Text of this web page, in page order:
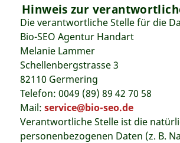
Hinweis zur
Die verantwortliche Stelle für die
Bio-SEO Agentur Handart
Melanie Lammer
Schellenbergstrasse 3
82110 Germering
Telefon: 0049 (89) 89 42 70 58
Mail: service@bio-seo.de
Verantwortliche Stelle ist die
personenbezogenen Daten (z. B.